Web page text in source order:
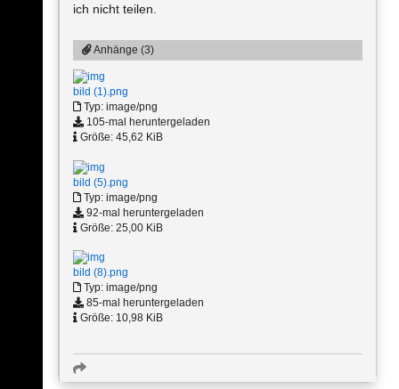
ich nicht teilen.
Anhänge (3)
bild (1).png
Typ: image/png
105-mal heruntergeladen
Größe: 45,62 KiB
bild (5).png
Typ: image/png
92-mal heruntergeladen
Größe: 25,00 KiB
bild (8).png
Typ: image/png
85-mal heruntergeladen
Größe: 10,98 KiB